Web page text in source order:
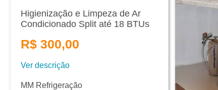
Higienização e Limpeza de Ar
Condicionado Split até 18 BTUs
R$ 300,00
Ver descrição
MM Refrigeração